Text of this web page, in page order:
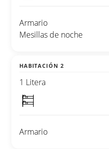
Armario
Mesillas de noche
HABITACIÓN 2
1 Litera
Armario